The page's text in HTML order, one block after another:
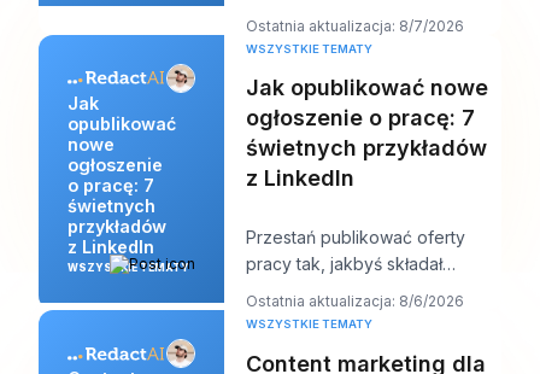
prawdopodobnie pierwszą
Ostatnia aktualizacja: 8/7/2026
Jak
opublikować
nowe
ogłoszenie
o pracę: 7
świetnych
przykładów
z LinkedIn
WSZYSTKIE TEMATY
WSZYSTKIE TEMATY
Jak opublikować nowe
ogłoszenie o pracę: 7
świetnych przykładów
z LinkedIn
Przestań publikować oferty
pracy tak, jakbyś składał
dokumenty, i zacznij pisać je
tak, jakbyś próbo
Ostatnia aktualizacja: 8/6/2026
WSZYSTKIE TEMATY
Content marketing dla